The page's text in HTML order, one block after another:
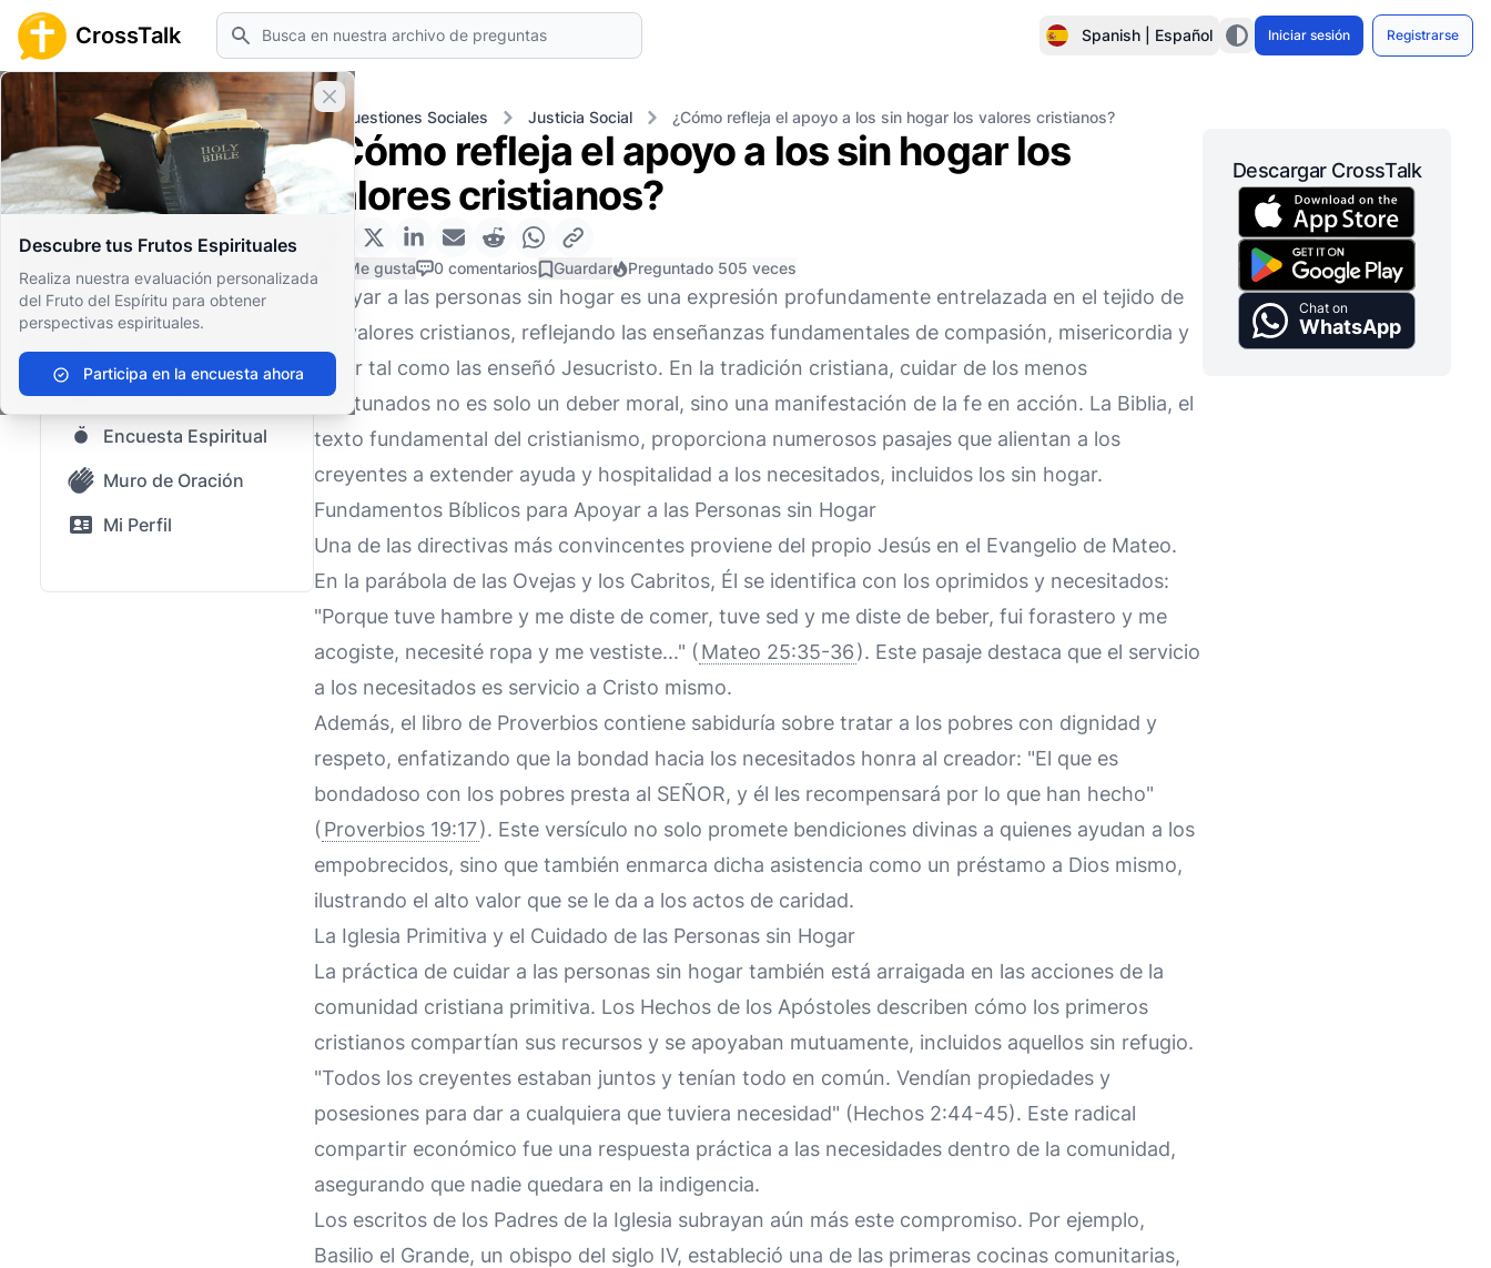
CrossTalk Buscar Spanish | Español Iniciar sesión Registrarse
Cerrar banner
Descubre tus Frutos Espirituales
Realiza nuestra evaluación personalizada
del Fruto del Espíritu para obtener
perspectivas espirituales.
Participa en la encuesta ahora
Inicio Archivo de Preguntas Cuestiones Sociales Justicia Social ¿Cómo refleja el apoyo a los sin hogar los valores cristianos?
Inicio
Archivo de Preguntas
Nuestro blog
Contenido guardado
Preguntas Populares
Biblia Sagrada
Encuesta Espiritual
Muro de Oración
Mi Perfil
¿Cómo refleja el apoyo a los sin hogar los
valores cristianos?
0 Me gusta 0 comentarios Guardar Preguntado 505 veces
Apoyar a las personas sin hogar es una expresión profundamente entrelazada en el tejido de
los valores cristianos, reflejando las enseñanzas fundamentales de compasión, misericordia y
amor tal como las enseñó Jesucristo. En la tradición cristiana, cuidar de los menos
afortunados no es solo un deber moral, sino una manifestación de la fe en acción. La Biblia, el
texto fundamental del cristianismo, proporciona numerosos pasajes que alientan a los
creyentes a extender ayuda y hospitalidad a los necesitados, incluidos los sin hogar.
Fundamentos Bíblicos para Apoyar a las Personas sin Hogar
Una de las directivas más convincentes proviene del propio Jesús en el Evangelio de Mateo.
En la parábola de las Ovejas y los Cabritos, Él se identifica con los oprimidos y necesitados:
"Porque tuve hambre y me diste de comer, tuve sed y me diste de beber, fui forastero y me
acogiste, necesité ropa y me vestiste..." ( Mateo 25:35-36). Este pasaje destaca que el servicio
a los necesitados es servicio a Cristo mismo.
Además, el libro de Proverbios contiene sabiduría sobre tratar a los pobres con dignidad y
respeto, enfatizando que la bondad hacia los necesitados honra al creador: "El que es
bondadoso con los pobres presta al SEÑOR, y él les recompensará por lo que han hecho"
( Proverbios 19:17). Este versículo no solo promete bendiciones divinas a quienes ayudan a los
empobrecidos, sino que también enmarca dicha asistencia como un préstamo a Dios mismo,
ilustrando el alto valor que se le da a los actos de caridad.
La Iglesia Primitiva y el Cuidado de las Personas sin Hogar
La práctica de cuidar a las personas sin hogar también está arraigada en las acciones de la
comunidad cristiana primitiva. Los Hechos de los Apóstoles describen cómo los primeros
cristianos compartían sus recursos y se apoyaban mutuamente, incluidos aquellos sin refugio.
"Todos los creyentes estaban juntos y tenían todo en común. Vendían propiedades y
posesiones para dar a cualquiera que tuviera necesidad" (Hechos 2:44-45). Este radical
compartir económico fue una respuesta práctica a las necesidades dentro de la comunidad,
asegurando que nadie quedara en la indigencia.
Los escritos de los Padres de la Iglesia subrayan aún más este compromiso. Por ejemplo,
Basilio el Grande, un obispo del siglo IV, estableció una de las primeras cocinas comunitarias,
Descargar CrossTalk
Chat on
WhatsApp